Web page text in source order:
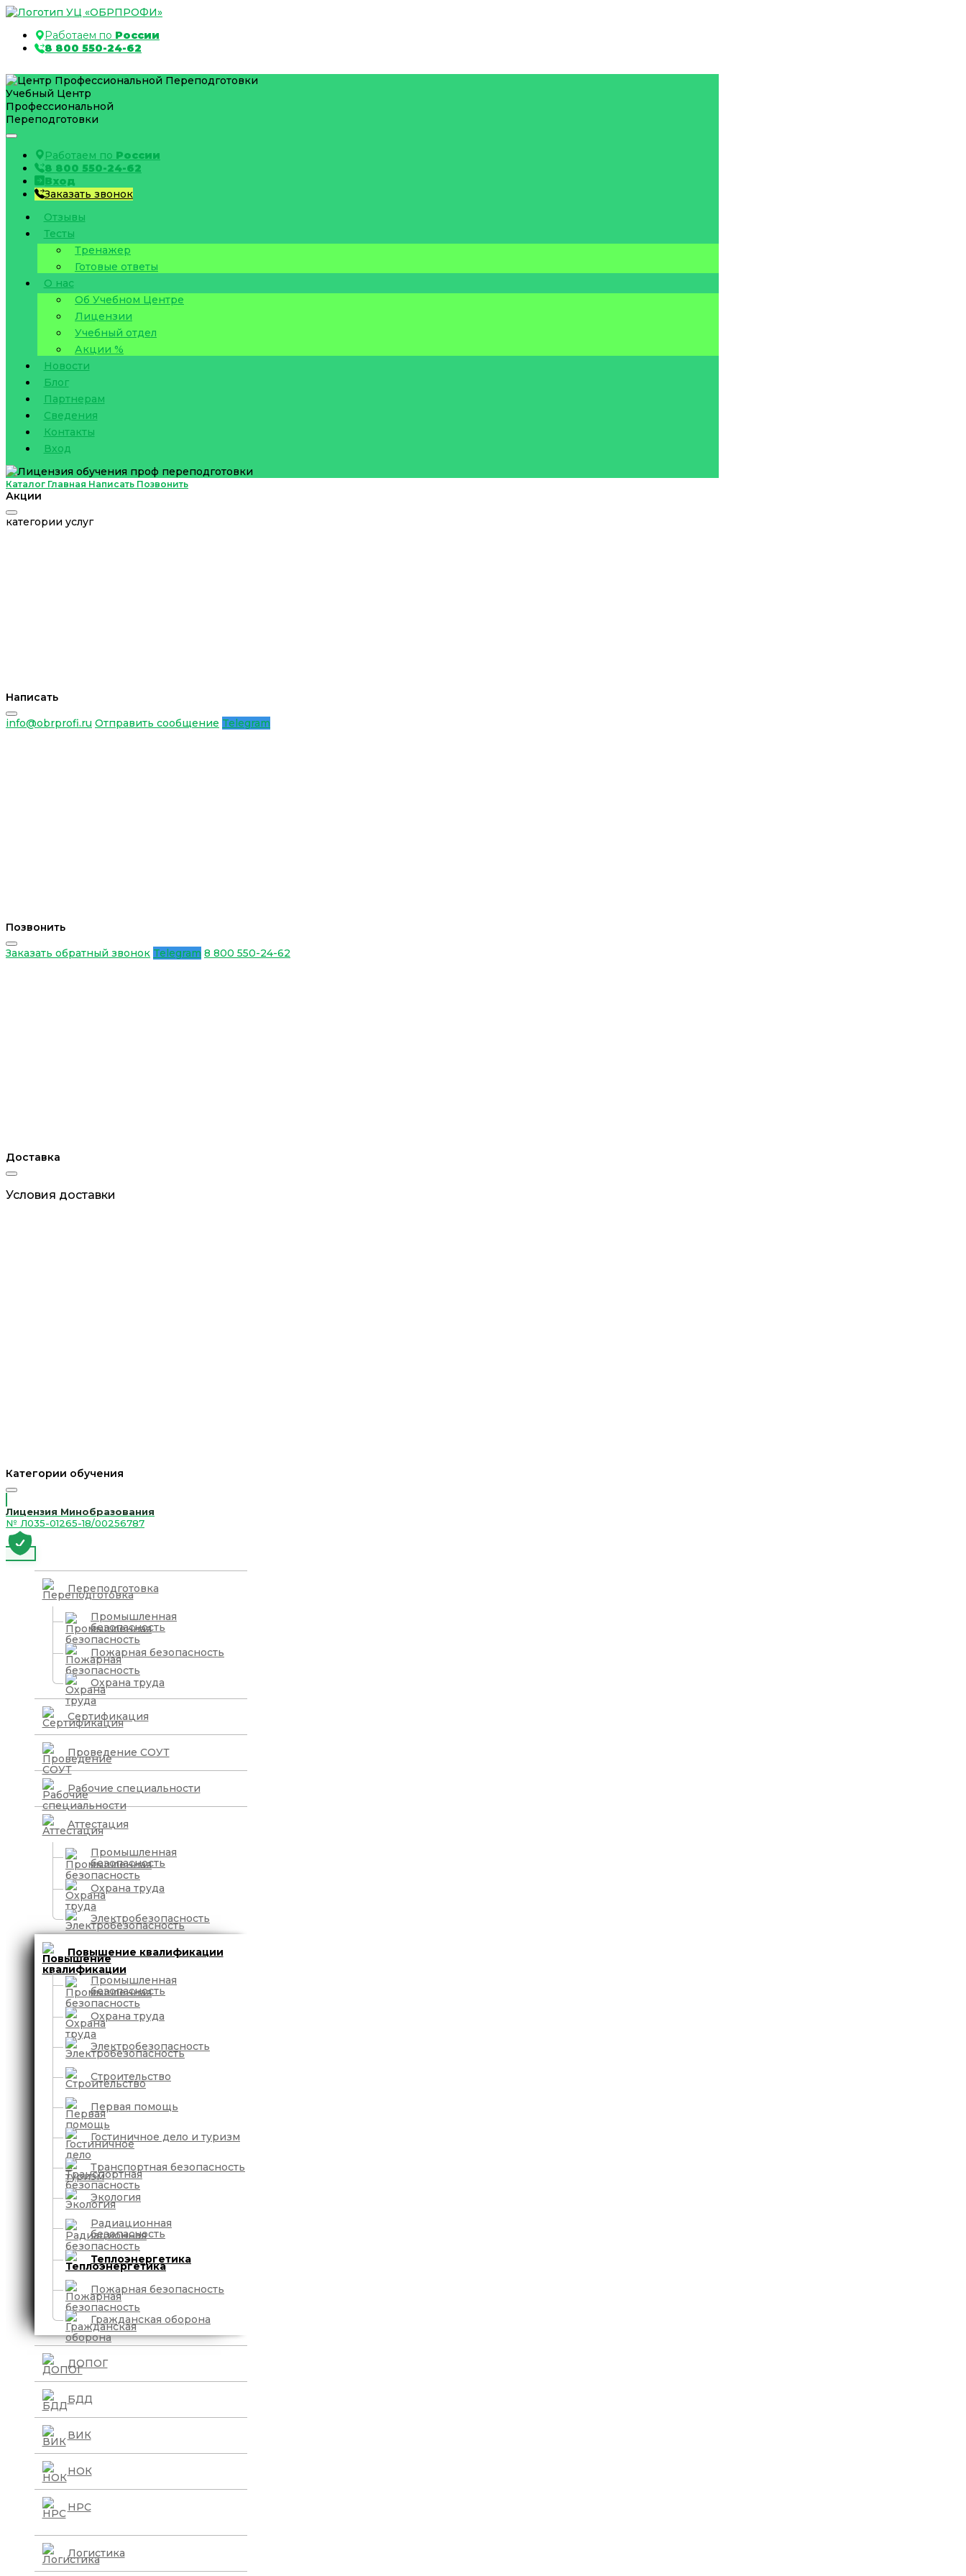
Работаем по России
8 800 550-24-62
Учебный Центр
Профессиональной
Переподготовки
Работаем по России
8 800 550-24-62
Вход
Заказать звонок
Отзывы
Тесты
Тренажер
Готовые ответы
О нас
Об Учебном Центре
Лицензии
Учебный отдел
Акции %
Новости
Блог
Партнерам
Сведения
Контакты
Вход
Каталог Главная Написать Позвонить
Акции
категории услуг
Написать
info@obrprofi.ru Отправить сообщение Telegram
Позвонить
Заказать обратный звонок Telegram 8 800 550-24-62
Доставка
Условия доставки
Категории обучения
Лицензия Минобразования
№ Л035-01265-18/00256787
Переподготовка
Промышленная
безопасность
Пожарная безопасность
Охрана труда
Сертификация
Проведение СОУТ
Рабочие специальности
Аттестация
Промышленная
безопасность
Охрана труда
Электробезопасность
Повышение квалификации
Промышленная
безопасность
Охрана труда
Электробезопасность
Строительство
Первая помощь
Гостиничное дело и туризм
Транспортная безопасность
Экология
Радиационная
безопасность
Теплоэнергетика
Пожарная безопасность
Гражданская оборона
ДОПОГ
БДД
ВИК
НОК
НРС
Логистика